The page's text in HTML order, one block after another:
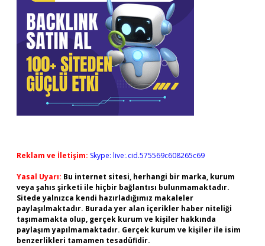
Reklam ve İletişim: Skype: live:.cid.575569c608265c69
Yasal Uyarı: Bu internet sitesi, herhangi bir marka, kurum
veya şahıs şirketi ile hiçbir bağlantısı bulunmamaktadır.
Sitede yalnızca kendi hazırladığımız makaleler
paylaşılmaktadır. Burada yer alan içerikler haber niteliği
taşımamakta olup, gerçek kurum ve kişiler hakkında
paylaşım yapılmamaktadır. Gerçek kurum ve kişiler ile isim
benzerlikleri tamamen tesadüfidir.